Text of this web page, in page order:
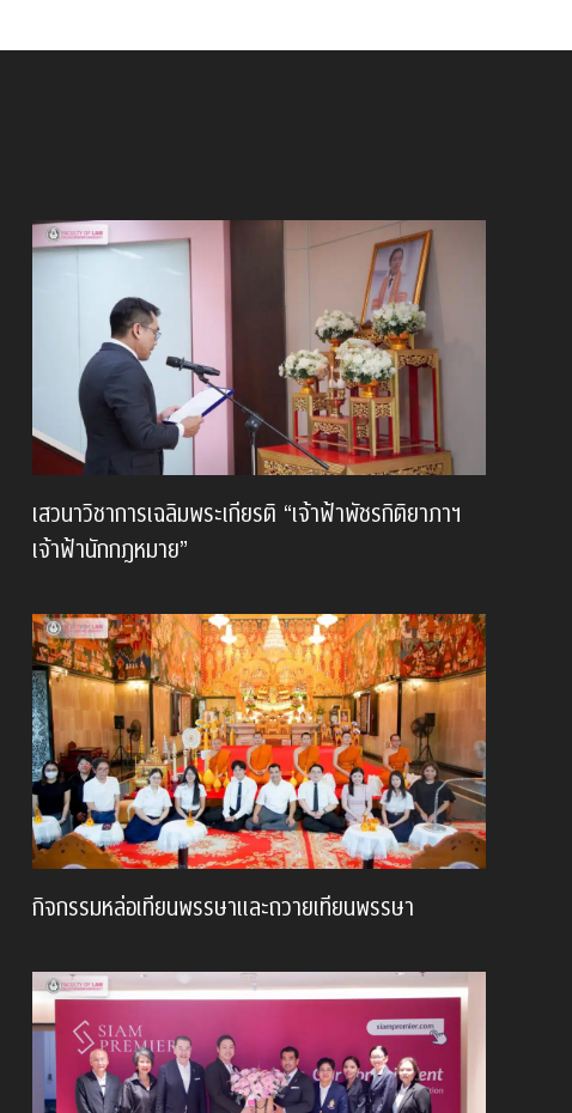
เสวนาวิชาการเฉลิมพระเกียรติ “เจ้าฟ้าพัชรกิติยาภาฯ
เจ้าฟ้านักกฎหมาย”
กิจกรรมหล่อเทียนพรรษาและถวายเทียนพรรษา